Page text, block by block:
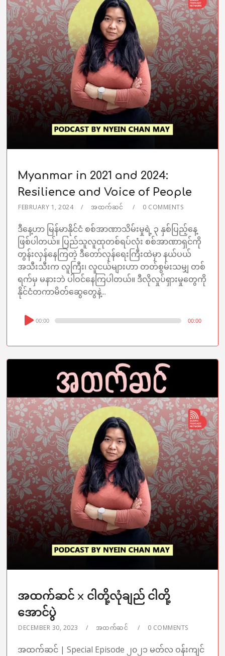
Myanmar in 2021 and 2024:
Resilience and Voice of People
FEBRUARY 1, 2024 အထက်ဆင် 0 COMMENTS
ဒီနေ့ဟာ မြန်မာနိုင်ငံ စစ်အာဏာသိမ်းမှုရဲ့ ၃ နှစ်ပြည့်နေ့
ဖြစ်ပါတယ်။ ပြည်သူလူထုတစ်ရပ်လုံး စစ်အာဏာရှင်ကို
တွန်းလှန်နေကြတဲ့ ဒီတော်လှန်ရေးကြီးထဲမှာ နယ်ပယ်
အသီးသီးက လူကြီး၊ လူငယ်များဟာ တတ်စွမ်းသမျှ တစ်
ရက်မှ မနားဘဲ ပါဝင်နေကြပါတယ်။ ဒီလိုလှုပ်ရှားမှုတွေကို
နိုင်ငံတကာမိတ်ဆွေတွေနဲ့...
Audio
Player
00:00 00:00
အထက်ဆင် x ငါတို့လုံချည် ငါတို့
အောင်ပွဲ
DECEMBER 30, 2023 အထက်ဆင် 0 COMMENTS
အထက်ဆင် | Special Episode ၂၀၂၁ မတ်လ ဝန်းကျင်